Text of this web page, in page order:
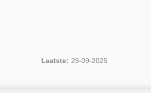
Laatste: 29-09-2025